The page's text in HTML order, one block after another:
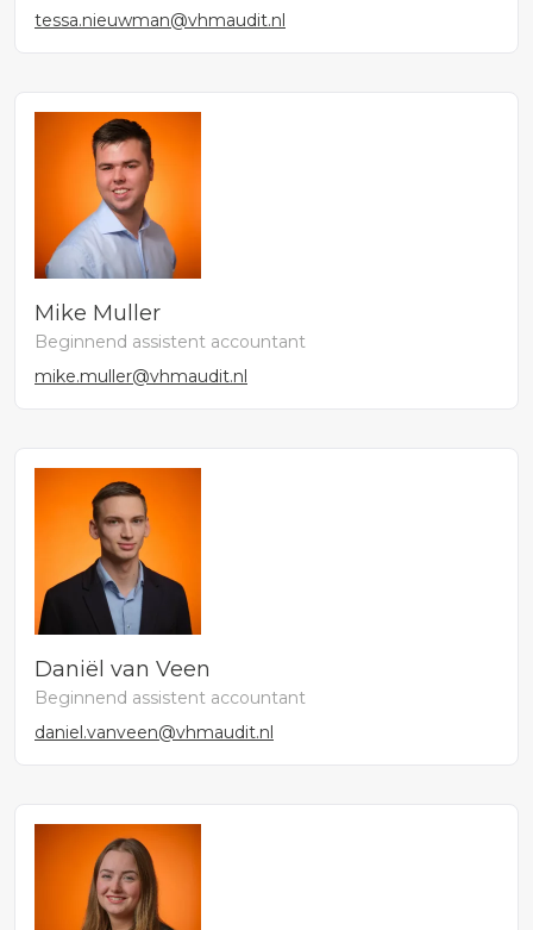
tessa.nieuwman@vhmaudit.nl
Mike Muller
Beginnend assistent accountant
mike.muller@vhmaudit.nl
Daniël van Veen
Beginnend assistent accountant
daniel.vanveen@vhmaudit.nl